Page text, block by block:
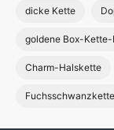
dicke Kette
goldene Box-
Charm-Halskette